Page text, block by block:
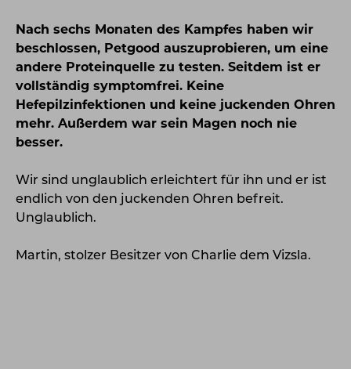
Nach sechs Monaten des Kampfes haben wir
beschlossen, Petgood auszuprobieren, um eine
andere Proteinquelle zu testen. Seitdem ist er
vollständig symptomfrei. Keine
Hefepilzinfektionen und keine juckenden Ohren
mehr. Außerdem war sein Magen noch nie
besser.
Wir sind unglaublich erleichtert für ihn und er ist
endlich von den juckenden Ohren befreit.
Unglaublich.
Martin, stolzer Besitzer von Charlie dem Vizsla.